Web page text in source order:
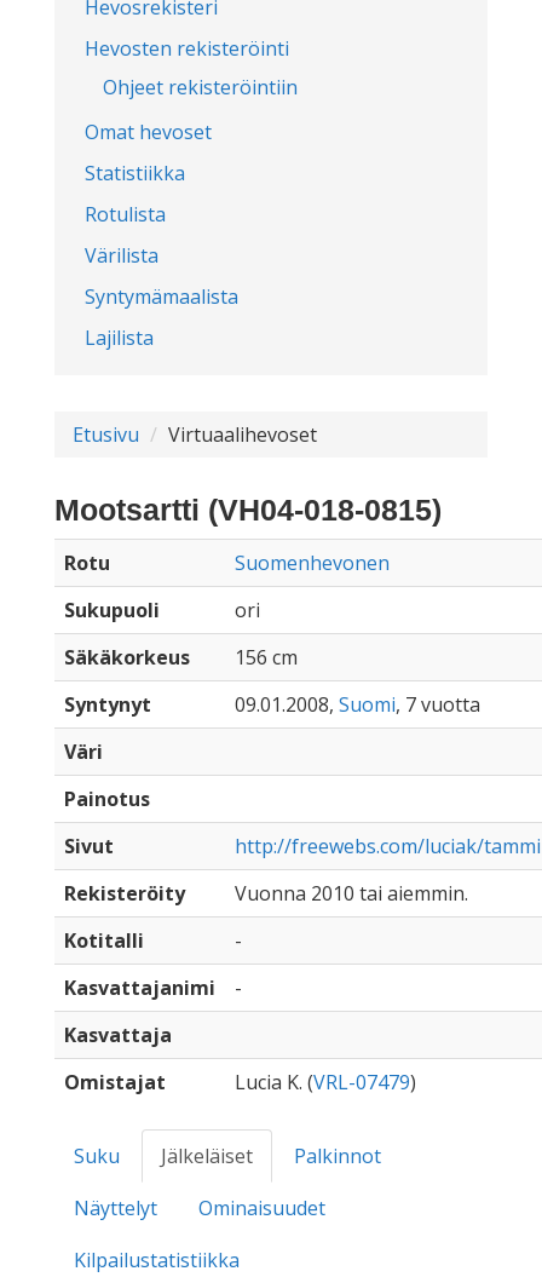
Hevosrekisteri
Hevosten rekisteröinti
Ohjeet rekisteröintiin
Omat hevoset
Statistiikka
Rotulista
Värilista
Syntymämaalista
Lajilista
Etusivu Virtuaalihevoset
Mootsartti (VH04-018-0815)
Rotu
Suomenhevonen
Sukupuoli
ori
Säkäkorkeus
156 cm
Syntynyt
09.01.2008, Suomi, 7 vuotta
Väri
Painotus
Sivut
http://freewebs.com/luciak/
Rekisteröity
Vuonna 2010 tai aiemmin.
Kotitalli
-
Kasvattajanimi
-
Kasvattaja
Omistajat
Lucia K. (VRL-07479)
Suku Jälkeläiset
Palkinnot
Näyttelyt
Ominaisuudet
Kilpailustatistiikka